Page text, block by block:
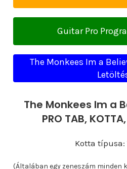
Guitar Pro
The Monkees Im a
The Monkees Im a
PRO TAB,
Kotta típusa:
(Általában egy zeneszám minden